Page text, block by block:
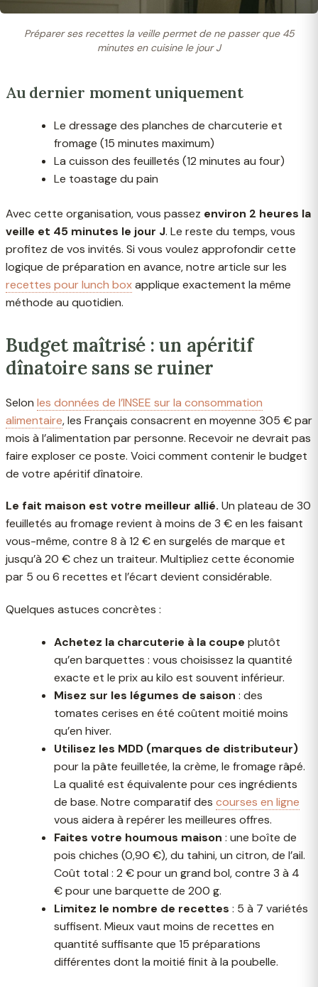
Préparer ses recettes la veille permet de ne passer que 45
minutes en cuisine le jour J
Au dernier moment uniquement
Le dressage des planches de charcuterie et
fromage (15 minutes maximum)
La cuisson des feuilletés (12 minutes au four)
Le toastage du pain
Avec cette organisation, vous passez environ 2 heures la
veille et 45 minutes le jour J. Le reste du temps, vous
profitez de vos invités. Si vous voulez approfondir cette
logique de préparation en avance, notre article sur les
recettes pour lunch boxapplique exactement la même
méthode au quotidien.
Budget maîtrisé : un apéritif
dînatoire sans se ruiner
Selon les données de l’INSEE sur la consommation
alimentaire, les Français consacrent en moyenne 305 € par
mois à l’alimentation par personne. Recevoir ne devrait pas
faire exploser ce poste. Voici comment contenir le budget
de votre apéritif dînatoire.
Le fait maison est votre meilleur allié. Un plateau de 30
feuilletés au fromage revient à moins de 3 € en les faisant
vous-même, contre 8 à 12 € en surgelés de marque et
jusqu’à 20 € chez un traiteur. Multipliez cette économie
par 5 ou 6 recettes et l’écart devient considérable.
Quelques astuces concrètes :
Achetez la charcuterie à la coupe plutôt
qu’en barquettes : vous choisissez la quantité
exacte et le prix au kilo est souvent inférieur.
Misez sur les légumes de saison : des
tomates cerises en été coûtent moitié moins
qu’en hiver.
Utilisez les MDD (marques de distributeur)
pour la pâte feuilletée, la crème, le fromage râpé.
La qualité est équivalente pour ces ingrédients
de base. Notre comparatif des courses en ligne
vous aidera à repérer les meilleures offres.
Faites votre houmous maison : une boîte de
pois chiches (0,90 €), du tahini, un citron, de l’ail.
Coût total : 2 € pour un grand bol, contre 3 à 4
€ pour une barquette de 200 g.
Limitez le nombre de recettes : 5 à 7 variétés
suffisent. Mieux vaut moins de recettes en
quantité suffisante que 15 préparations
différentes dont la moitié finit à la poubelle.